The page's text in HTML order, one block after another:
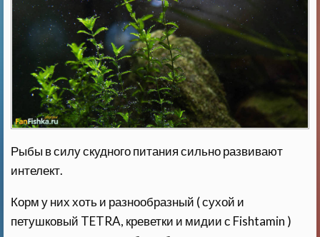
Рыбы в силу скудного питания сильно развивают
интелект.
Корм у них хоть и разнообразный ( сухой и
петушковый TETRA, креветки и мидии с Fishtamin )